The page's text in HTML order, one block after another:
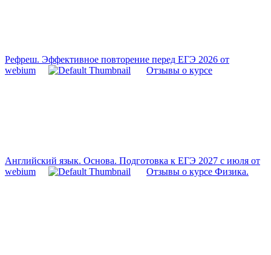
Рефреш. Эффективное повторение перед ЕГЭ 2026 от
webium
Отзывы о курсе
Английский язык. Основа. Подготовка к ЕГЭ 2027 с июля от
webium
Отзывы о курсе Физика.